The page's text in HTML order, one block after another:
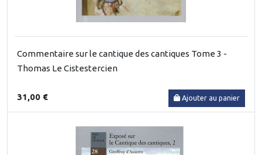
Commentaire sur le cantique des cantiques Tome 3 -
Thomas Le Cistestercien
31,00 € Ajouter au panier